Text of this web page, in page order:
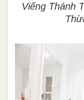
Viếng Thánh